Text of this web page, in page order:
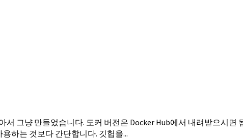
그냥 만들었습니다. 도커 버전은 Docker Hub에서 내려받으시면
하는 것보다 간단합니다. 깃헙을...